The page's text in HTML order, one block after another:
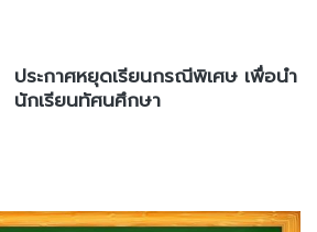
ประกาศหยุดเรียนกรณีพิเศษ เพื่อนำ
นักเรียนทัศนศึกษา